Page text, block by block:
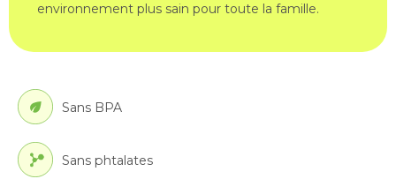
environnement plus sain pour toute la famille.
Sans BPA
Sans phtalates